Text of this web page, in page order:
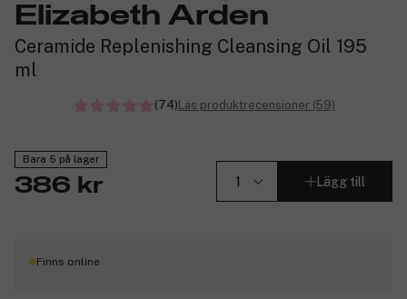
Elizabeth Arden
Ceramide Replenishing Cleansing Oil 195
ml
(74)Läs produktrecensioner (59)
Bara 5 på lager
386 kr Lägg till
Finns online